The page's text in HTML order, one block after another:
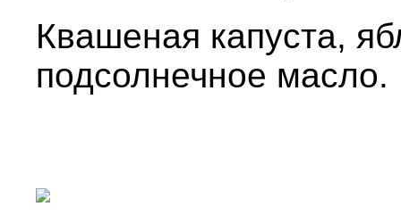
Квашеная капуста,
подсолнечное масло.